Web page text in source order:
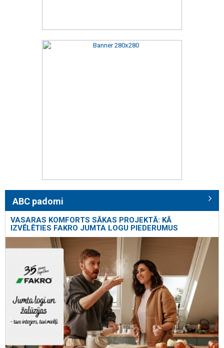
ABC padomi
VASARAS KOMFORTS SĀKAS PROJEKTĀ: KĀ
IZVĒLĒTIES FAKRO JUMTA LOGU PIEDERUMUS